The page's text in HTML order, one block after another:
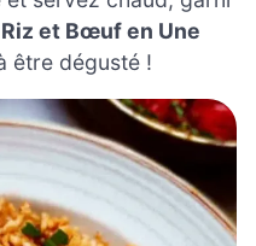
Riz et Bœuf en Une
être dégusté !